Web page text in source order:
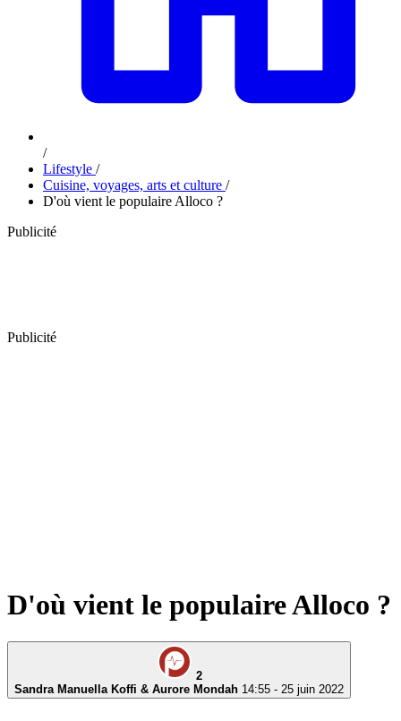
/
Lifestyle /
Cuisine, voyages, arts et culture /
D'où vient le populaire Alloco ?
Publicité
Publicité
D'où vient le populaire Alloco ?
2
Sandra Manuella Koffi & Aurore Mondah 14:55 - 25 juin 2022